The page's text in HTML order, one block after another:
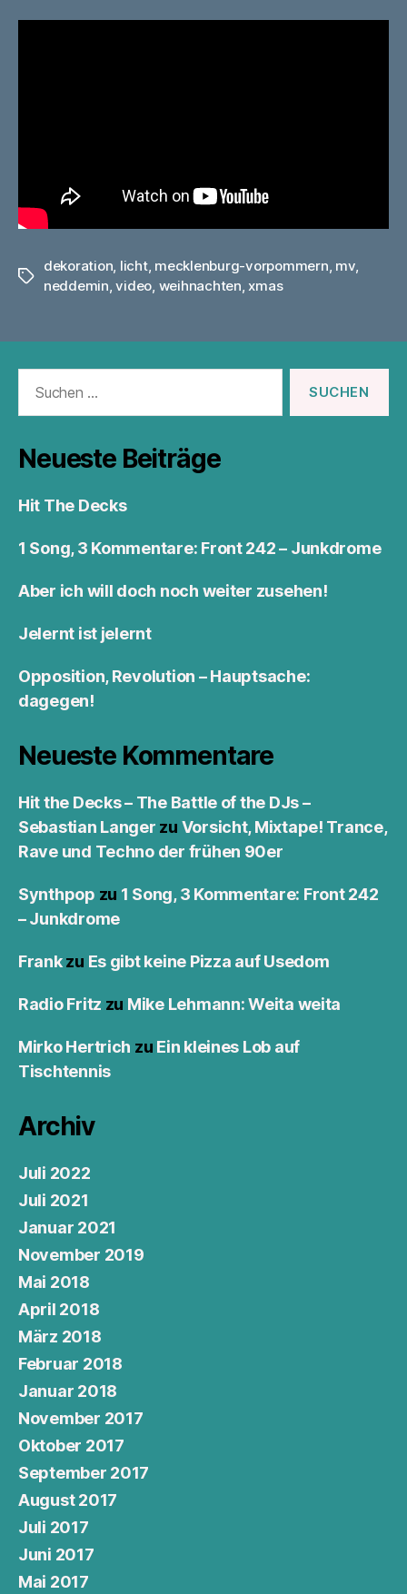
Schlagwörter
dekoration licht, mecklenburg-vorpommern mv,
neddemin ,video weihnachten xmas
nach:
Neueste Beiträge
Hit The Decks
1 Song, 3 Kommentare: Front 242 – Junkdrome
Aber ich will doch noch weiter zusehen!
Jelernt ist jelernt
Opposition, Revolution – Hauptsache:
dagegen!
Neueste Kommentare
Hit the Decks – The Battle of the DJs –
Sebastian Langer zu Vorsicht, Mixtape! Trance,
Rave und Techno der frühen 90er
Synthpop zu 1 Song, 3 Kommentare: Front 242
– Junkdrome
Frankzu Es gibt keine Pizza auf Usedom
Radio Fritz zu Mike Lehmann: Weita weita
Mirko Hertrich zu Ein kleines Lob auf
Tischtennis
Archiv
Juli 2022
Juli 2021
Januar 2021
November 2019
Mai 2018
April 2018
März 2018
Februar 2018
Januar 2018
November 2017
Oktober 2017
September 2017
August 2017
Juli 2017
Juni 2017
Mai 2017